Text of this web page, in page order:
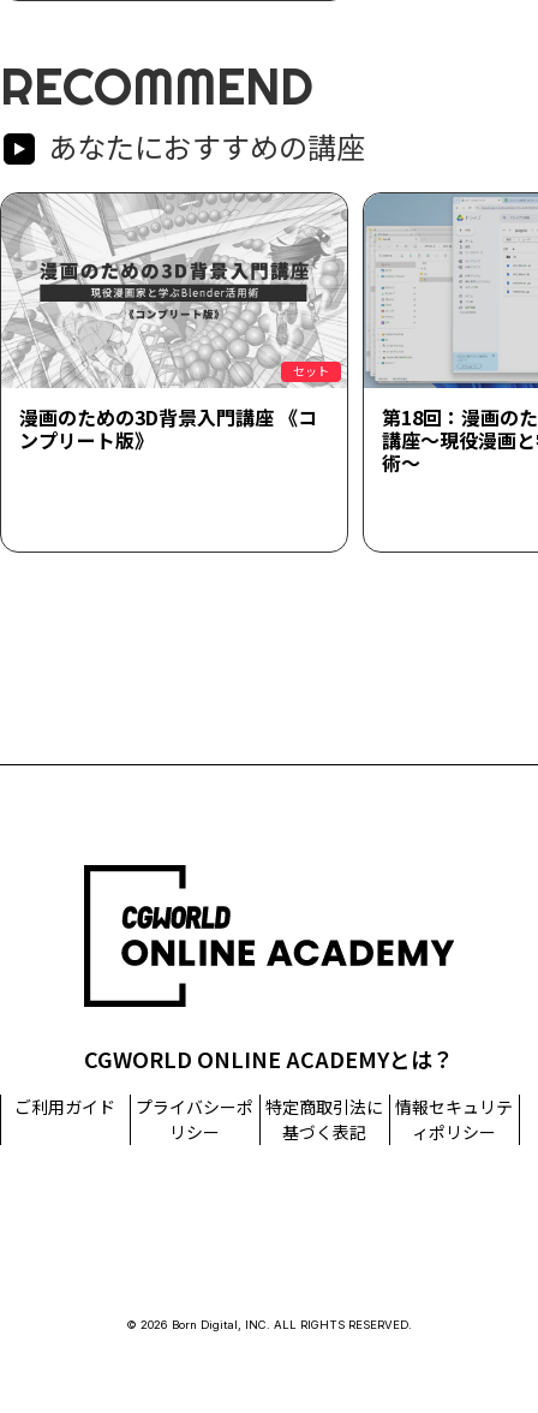
RECOMMEND
あなたにおすすめの講座
セット
漫画のための3D背景入門講座 《コ
ンプリート版》
第18回：漫画の
講座～現役漫画
術～
CGWORLD ONLINE ACADEMYとは？
ご利用ガイド
プライバシーポ
リシー
特定商取引法に
基づく表記
情報セキュリテ
ィポリシー
© 2026 Born Digital, INC. ALL RIGHTS RESERVED.